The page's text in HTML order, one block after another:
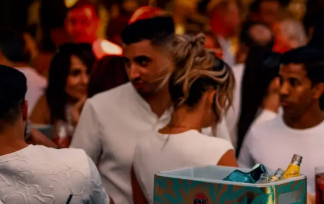
Accommodatie ter plaatse
164 kamers en suites om het feest in alle rust voort te zetten.
Toegang & comfort
Gratis privéparking, laadpalen en vlotte toegang vanaf Brussel,
13 multifunctionele zalen, aanpasbaar aan elk type privé-evenement.
8,2 Erg mooi beoordeeld
Uit 494 betrouwbare beoordelingen